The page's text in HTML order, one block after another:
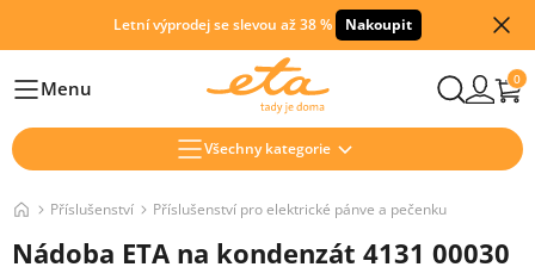
Letní výprodej se slevou až 38 % Nakoupit
HlavníMenu 0
Všechny kategorie
Příslušenství Příslušenství pro elektrické pánve a pečenku
Nádoba ETA na kondenzát 4131 00030